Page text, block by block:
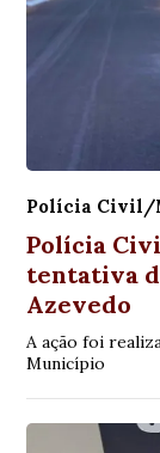
Polícia Civil/
Polícia
tentativa
Azevedo
A ação foi
Município